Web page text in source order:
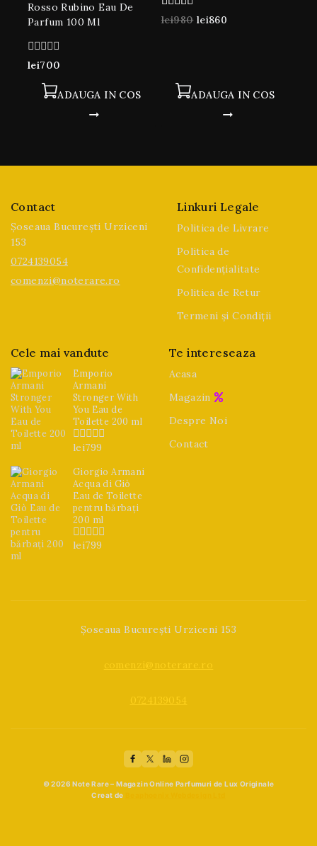
Rosso Rubino Eau De
Parfum 100 Ml
0
lei700
ADAUGA IN COS
4.00
lei980 lei860
ADAUGA IN COS
Contact
Șoseaua București Urziceni
153
0724139054
comenzi@noterare.ro
Linkuri Legale
Politica de Livrare
Politica de
Confidențialitate
Politica de Retur
Termeni și Condiții
Cele mai vandute
Emporio
Armani
Stronger With
You Eau de
Toilette 200 ml
0
5
lei799
Giorgio Armani
Acqua di Giò
Eau de Toilette
pentru bărbați
200 ml
0
lei799
Te intereseaza
Acasa
Magazin
Despre Noi
Contact
Șoseaua București Urziceni 153
comenzi@noterare.ro
0724139054
© 2026 Note Rare – Magazin Online Parfumuri de Lux Originale
Creat de